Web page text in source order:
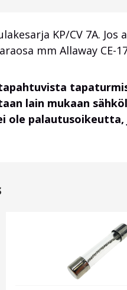
KP/CV 7A.
mm Allaway CE-
lain mukaan
ole